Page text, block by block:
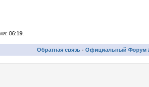
06:19.
Обратная связь - Официальный Форум